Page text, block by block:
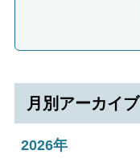
月別アーカイブ
2026年